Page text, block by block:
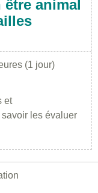
être animal
(1 jour)
et
les évaluer